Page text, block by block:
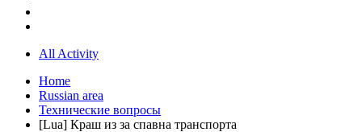
All Activity
Home
Russian area
Технические вопросы
[Lua] Краш из за спавна транспорта